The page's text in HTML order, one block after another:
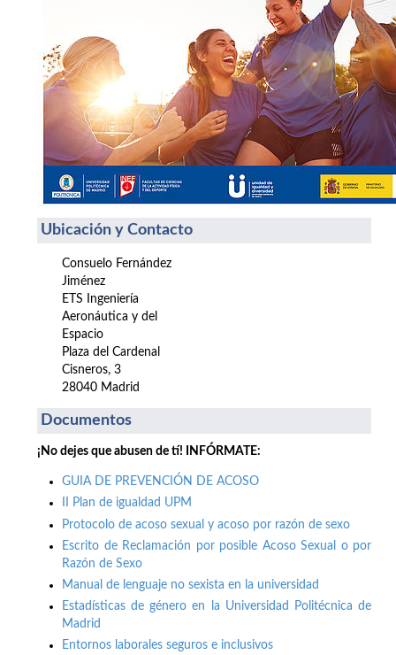
Ubicación y Contacto
Consuelo Fernández
Jiménez
ETS Ingeniería
Aeronáutica y del
Espacio
Plaza del Cardenal
Cisneros, 3
28040 Madrid
Documentos
¡No dejes que abusen de tí! INFÓRMATE:
GUIA DE PREVENCIÓN DE ACOSO
II Plan de igualdad UPM
Protocolo de acoso sexual y acoso por razón de sexo
Escrito de Reclamación por posible Acoso Sexual o por
Razón de Sexo
Manual de lenguaje no sexista en la universidad
Estadísticas de género en la Universidad Politécnica de
Madrid
Entornos laborales seguros e inclusivos